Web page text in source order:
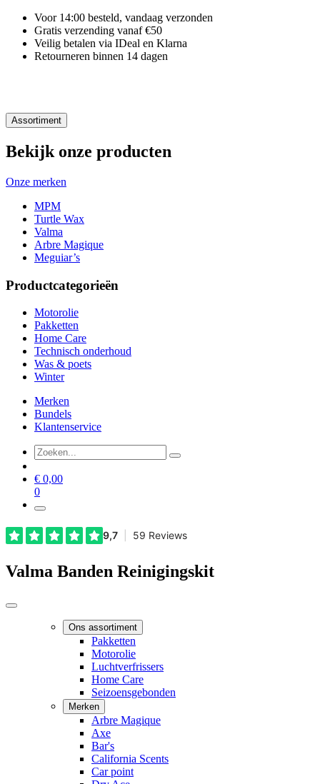
Voor 14:00 besteld, vandaag verzonden
Gratis verzending vanaf €50
Veilig betalen via IDeal en Klarna
Retourneren binnen 14 dagen
Assortiment
Bekijk onze producten
Onze merken
MPM
Turtle Wax
Valma
Arbre Magique
Meguiar’s
Productcategorieën
Motorolie
Pakketten
Home Care
Technisch onderhoud
Was & poets
Winter
Merken
Bundels
Klantenservice
€ 0,00
0
Valma Banden Reinigingskit
Ons assortiment
Pakketten
Motorolie
Luchtverfrissers
Home Care
Seizoensgebonden
Merken
Arbre Magique
Axe
Bar's
California Scents
Car point